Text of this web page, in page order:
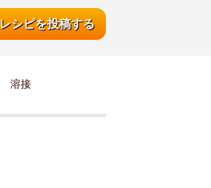
レシピを投稿する
溶接